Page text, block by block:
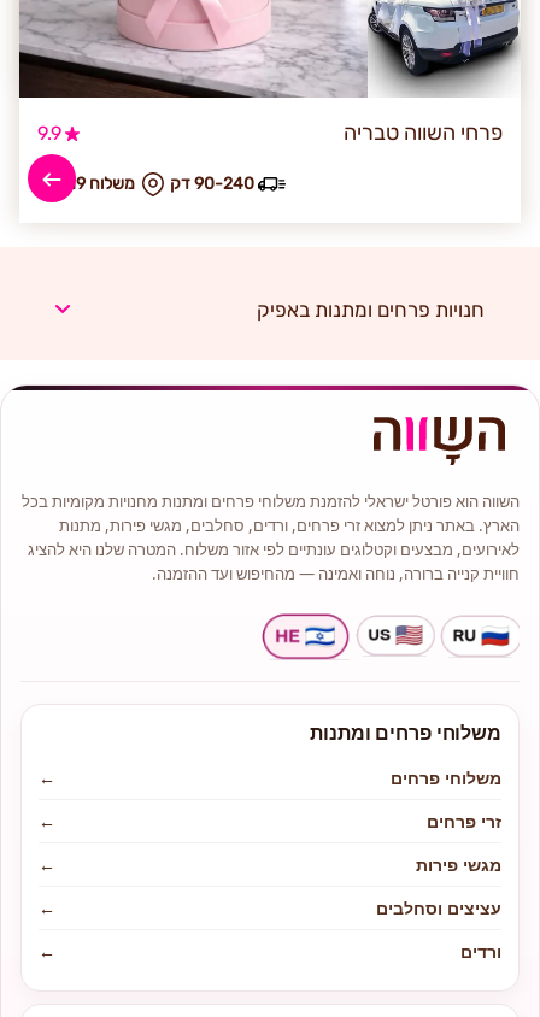
פרחי השווה טבריה 9.9
₪ משלוח 119 90-240 דק
חנויות פרחים ומתנות באפיק
השווה הוא פורטל ישראלי להזמנת משלוחי פרחים ומתנות מחנויות מקומיות בכל
הארץ. באתר ניתן למצוא זרי פרחים, ורדים, סחלבים, מגשי פירות, מתנות
לאירועים, מבצעים וקטלוגים עונתיים לפי אזור משלוח. המטרה שלנו היא להציג
חוויית קנייה ברורה, נוחה ואמינה — מהחיפוש ועד ההזמנה.
משלוחי פרחים ומתנות
משלוחי פרחים
←
זרי פרחים
←
מגשי פירות
←
עציצים וסחלבים
←
ורדים
←